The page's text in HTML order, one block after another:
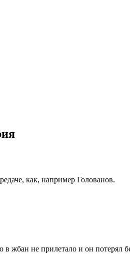
как, например Голованов.
жбан не прилетало и он потерял